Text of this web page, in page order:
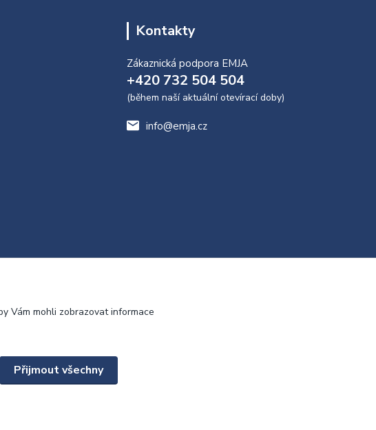
Kontakty
Zákaznická podpora EMJA
+420 732 504 504
(během naší aktuální otevírací doby)
info@emja.cz
Vám mohli zobrazovat informace
Přijmout všechny